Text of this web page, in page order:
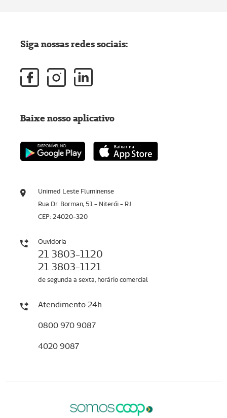
Unimed Leste Fluminense
Rua Dr. Borman, 51 - Niterói - RJ
CEP: 24020-320
Ouvidoria
21 3803-1120
21 3803-1121
de segunda a sexta, horário comercial
Atendimento 24h
0800 970 9087
4020 9087
Siga nossas redes sociais:
Baixe nosso aplicativo